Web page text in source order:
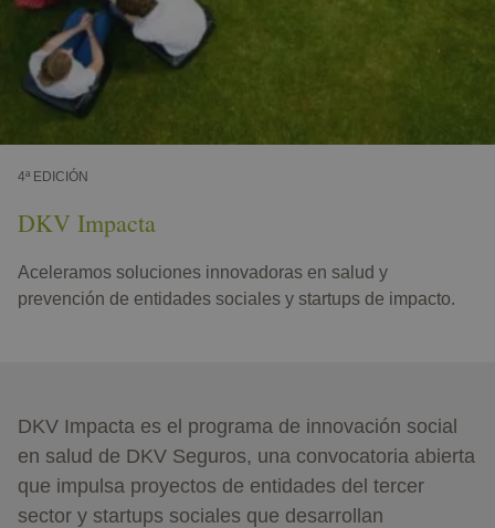
4ª EDICIÓN
DKV Impacta
Aceleramos soluciones innovadoras en salud y
prevención de entidades sociales y startups de impacto.
DKV Impacta es el programa de innovación social
en salud de DKV Seguros, una convocatoria abierta
que impulsa proyectos de entidades del tercer
sector y startups sociales que desarrollan